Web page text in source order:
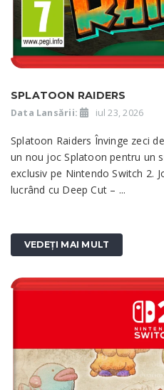
SPLATOON RAIDERS
Data Lansării: iul 23, 2026
Splatoon Raiders Învinge zeci
un nou joc Splatoon pentru un
exclusiv pe Nintendo Switch 2.
lucrând cu Deep Cut – ...
VEDEȚI MAI MULT